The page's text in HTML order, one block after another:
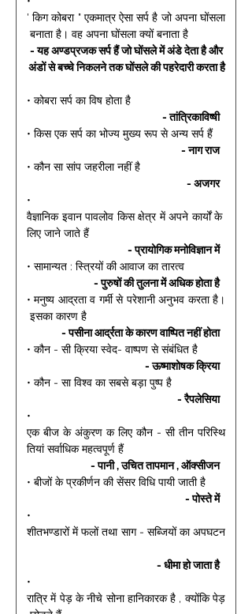
' किग कोबरा " एकमात्र ऐसा सर्प है जो अपना घोंसला
बनाता है। वह अपना घोंसला क्यों बनाता है
- यह अण्डप्रजक सर्प हैं जो घोंसले में अंडे देता है और
अंडों से बच्चे निकलने तक घोंसले की पहरेदारी करता है
• कोबरा सर्प का विष होता है
- तांत्रिकाविष्षी
• किस एक सर्प का भोज्य मुख्य रूप से अन्य सर्प हैं
- नाग राज
• कौन सा सांप जहरीला नहीं है
- अजगर
•
वैज्ञानिक इवान पावलोव किस क्षेत्र में अपने कार्यों के
लिए जाने जाते हैं
- प्रायोगिक मनोविज्ञान में
• सामान्यत : स्त्रियों की आवाज का तारत्व
- पुरुषों की तुलना में अधिक होता है
• मनुष्य आद्रता व गर्मी से परेशानी अनुभव करता है।
इसका कारण है
- पसीना आर्द्रता के कारण वाष्पित नहीं होता
• कौन - सी क्रिया स्वेद- वाष्पण से संबंधित है
- ऊष्माशोषक क्रिया
• कौन - सा विश्व का सबसे बड़ा पुष्प है
- रैपलेसिया
•
एक बीज के अंकुरण क लिए कौन - सी तीन परिस्थि
तियां सर्वाधिक महत्वपूर्ण हैं
- पानी , उचित तापमान , ऑक्सीजन
• बीजों के प्रकीर्णन की सेंसर विधि पायी जाती है
- पोस्ते में
•
शीतभण्डारों में फलों तथा साग - सब्जियों का अपघटन
- धीमा हो जाता है
•
रात्रि में पेड़ के नीचे सोना हानिकारक है , क्योंकि पेड़